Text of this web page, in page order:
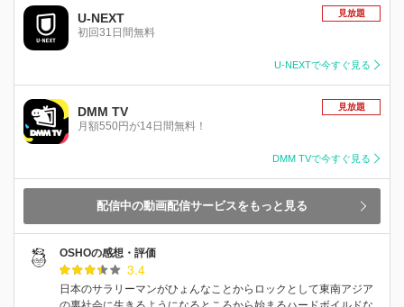
U-NEXT
初回31日間無料
見放題
U-NEXTで今すぐ見る
DMM TV
月額550円が14日間無料！
見放題
DMM TVで今すぐ見る
配信中の動画配信サービスをもっと見る
OSHOの感想・評価
3.4
日本のサラリーマンがひょんなことからロックとして東南アジア